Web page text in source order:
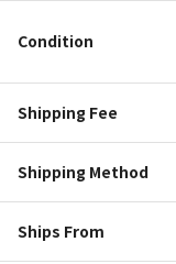
Condition
Shipping Fee
Shipping Method
Ships From